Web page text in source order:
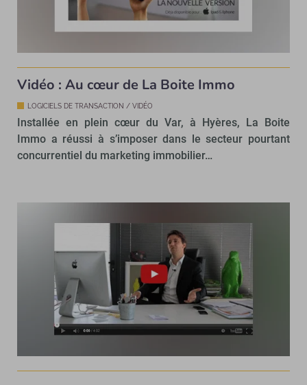
Vidéo : Au cœur de La Boite Immo
LOGICIELS DE TRANSACTION / VIDÉO
Installée en plein cœur du Var, à Hyères, La Boite
Immo a réussi à s’imposer dans le secteur pourtant
concurrentiel du marketing immobilier…